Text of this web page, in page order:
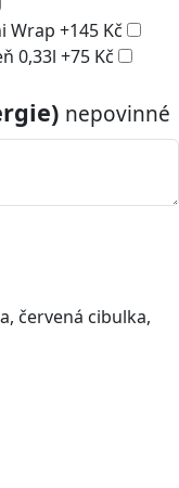
Wrap +145 Kč
0,33l +75 Kč
nepovinné
červená cibulka,